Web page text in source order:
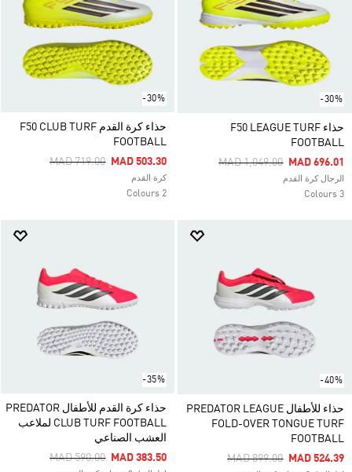
-30%
حذاء F50 LEAGUE TURF
FOOTBALL
Price Reduced From
MAD 1,049.00ToMAD 696.01
الرجال كرة القدم
3 Colours
-30%
حذاء كرة القدم F50 CLUB TURF
FOOTBALL
Price Reduced From
MAD 719.00ToMAD 503.30
كرة القدم
2 Colours
-40%
حذاء للأطفال PREDATOR LEAGUE
FOLD-OVER TONGUE TURF
FOOTBALL
Price Reduced From
MAD 899.00ToMAD 524.39
-35%
حذاء كرة القدم للأطفال PREDATOR
CLUB TURF FOOTBALL لملاعب
العشب الصناعي
Price Reduced From
MAD 590.00ToMAD 383.50